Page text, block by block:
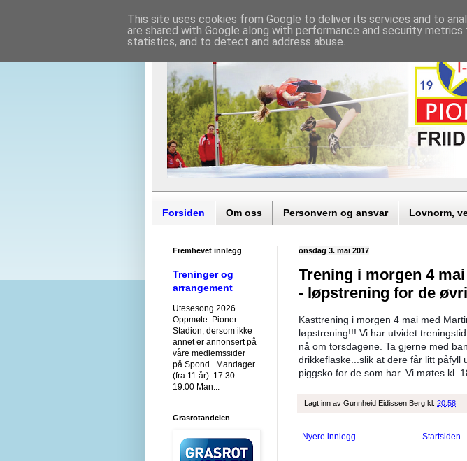
Forsiden Om oss Personvern og ansvar Lovnorm,
onsdag 3. mai 2017
Trening i morgen 4
- løpstrening for de
Kasttrening i morgen 4 mai med
løpstrening!!! Vi har utvidet
nå om torsdagene. Ta gjerne med
drikkeflaske...slik at dere får litt påfyll
piggsko for de som har. Vi møtes kl.
Lagt inn av Gunnheid Eidissen Berg kl. 20:58
Nyere innlegg Startsiden
Fremhevet innlegg
Treninger og
arrangement
Utesesong 2026
Oppmøte: Pioner
Stadion, dersom ikke
annet er annonsert på
våre medlemssider
på Spond. Mandager
(fra 11 år): 17.30-
19.00 Man...
Grasrotandelen
This site uses cookies from Google to deliver its services and to
are shared with Google along with performance and security
statistics, and to detect and address abuse.